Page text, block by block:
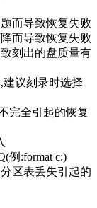
而导致恢复失败
而导致恢复失败
刻出的盘质量有
议刻录时选择
完全引起的恢复
例:format c:)
区表丢失引起的